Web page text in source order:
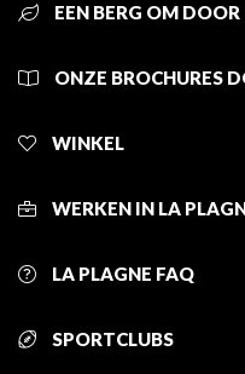
EEN BERG OM DOOR
ONZE BROCHURES
WINKEL
WERKEN IN LA
LA PLAGNE FAQ
SPORTCLUBS